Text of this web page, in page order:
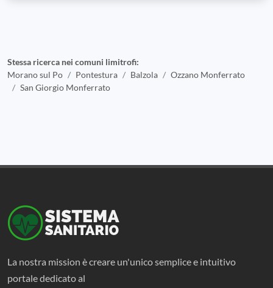
Stessa ricerca nei comuni limitrofi:
Morano sul Po
Pontestura Balzola
Ozzano Monferrato
San Giorgio Monferrato
La nostra mission è creare un'unico semplice e intuitivo
portale dedicato al